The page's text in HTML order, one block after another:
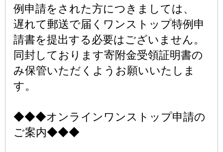
例申請をされた方につきましては、
遅れて郵送で届くワンストップ特例申
請書を提出する必要はございません。
同封しております寄附金受領証明書の
み保管いただくようお願いいたしま
す。
◆◆◆オンラインワンストップ申請の
ご案内◆◆◆